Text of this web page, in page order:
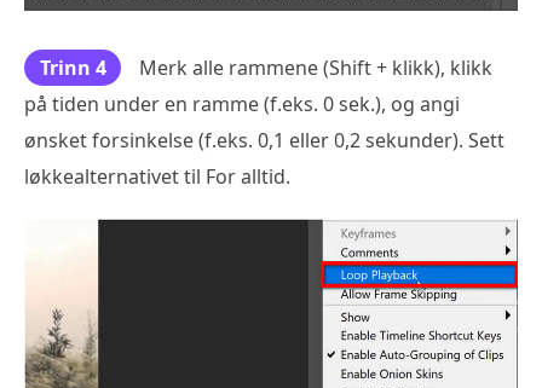
Trinn 4
Merk alle rammene (Shift + klikk), klikk
på tiden under en ramme (f.eks. 0 sek.), og angi
ønsket forsinkelse (f.eks. 0,1 eller 0,2 sekunder). Sett
løkkealternativet til For alltid.